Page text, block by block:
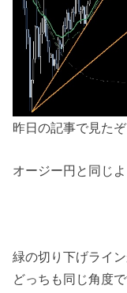
昨日の記事で見た
オージー円と同じ
緑の切り下げライ
どっちも同じ角度で